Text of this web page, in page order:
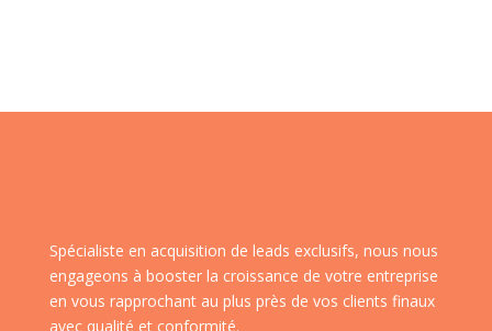
Spécialiste en acquisition de leads exclusifs, nous nous
engageons à booster la croissance de votre entreprise
en vous rapprochant au plus près de vos clients finaux
avec qualité et conformité.